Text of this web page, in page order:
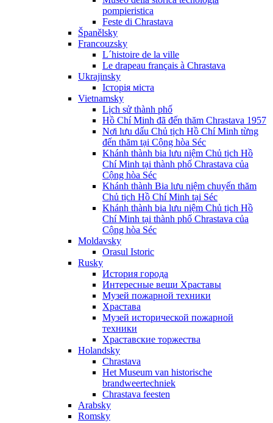
pompieristica
Feste di Chrastava
Španělsky
Francouzsky
L´histoire de la ville
Le drapeau français à Chrastava
Ukrajinsky
Історія міста
Vietnamsky
Lịch sử thành phố
Hồ Chí Minh đã đến thăm Chrastava 1957
Nơi lưu dấu Chủ tịch Hồ Chí Minh từng
đến thăm tại Cộng hòa Séc
Khánh thành bia lưu niệm Chủ tịch Hồ
Chí Minh tại thành phố Chrastava của
Cộng hòa Séc
Khánh thành Bia lưu niệm chuyến thăm
Chủ tịch Hồ Chí Minh tại Séc
Khánh thành bia lưu niệm Chủ tịch Hồ
Chí Minh tại thành phố Chrastava của
Cộng hòa Séc
Moldavsky
Orasul Istoric
Rusky
История города
Интересные вещи Храставы
Музей пожарной техники
Храстава
Музей исторической пожарной
техники
Храставские торжества
Holandsky
Chrastava
Het Museum van historische
brandweertechniek
Chrastava feesten
Arabsky
Romsky